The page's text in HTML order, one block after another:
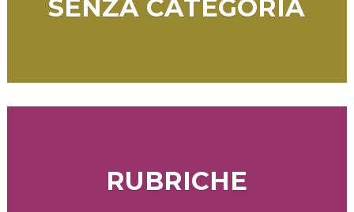
SENZA CATEGORIA
RUBRICHE